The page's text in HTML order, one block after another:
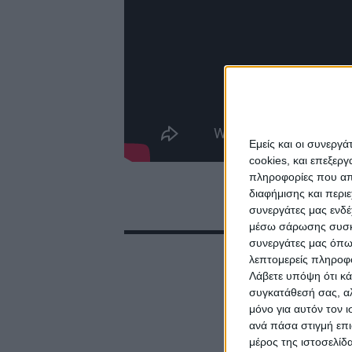
Εμείς και οι
cookies, και
πληροφορίες που
διαφήμισης και
συνεργάτες μας
μέσω σάρωσης
συνεργάτες μας
λεπτομερείς
Λάβετε υπόψη ότι
συγκατάθεσή σας,
μόνο για αυτόν τον
ανά πάσα στιγμή
μέρος της